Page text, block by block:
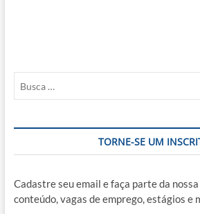
TORNE-SE UM
Cadastre seu email e faça parte da
conteúdo, vagas de emprego, estágios e